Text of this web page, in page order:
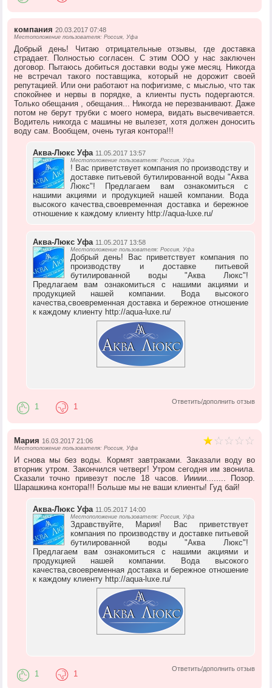
компания 20.03.2017 07:48
Местоположение пользователя: Россия, Уфа
Добрый день! Читаю отрицательные отзывы, где доставка
страдает. Полностью согласен. С этим ООО у нас заключен
договор. Пытаюсь добиться доставки воды уже месяц. Никогда
не встречал такого поставщика, который не дорожит своей
репутацией. Или они работают на пофигизме, с мыслью, что так
спокойнее и нервы в порядке, а клиенты пусть подергаются.
Только обещания , обещания... Никогда не перезванивают. Даже
потом не берут трубки с моего номера, видать высвечивается.
Водитель никогда с машины не вылезет, хотя должен доносить
воду сам. Вообщем, очень тугая контора!!!
Аква-Люкс Уфа 11.05.2017 13:57
Местоположение пользователя: Россия, Уфа
! Вас приветствует компания по производству и
доставке питьевой бутилированной воды "Аква
Люкс"! Предлагаем вам ознакомиться с
нашими акциями и продукцией нашей компании. Вода
высокого качества,своевременная доставка и бережное
отношение к каждому клиенту http://aqua-luxe.ru/
Аква-Люкс Уфа 11.05.2017 13:58
Местоположение пользователя: Россия, Уфа
Добрый день! Вас приветствует компания по
производству и доставке питьевой
бутилированной воды "Аква Люкс"!
Предлагаем вам ознакомиться с нашими акциями и
продукцией нашей компании. Вода высокого
качества,своевременная доставка и бережное отношение
к каждому клиенту http://aqua-luxe.ru/
Ответить/дополнить отзыв
1 1
Мария 16.03.2017 21:06
Местоположение пользователя: Россия, Уфа
И снова мы без воды. Кормят завтраками. Заказали воду во
вторник утром. Закончился четверг! Утром сегодня им звонила.
Сказали точно привезут после 18 часов. Иииии........ Позор.
Шарашкина контора!!! Больше мы не ваши клиенты! Гуд бай!
Аква-Люкс Уфа 11.05.2017 14:00
Местоположение пользователя: Россия, Уфа
Здравствуйте, Мария! Вас приветствует
компания по производству и доставке питьевой
бутилированной воды "Аква Люкс"!
Предлагаем вам ознакомиться с нашими акциями и
продукцией нашей компании. Вода высокого
качества,своевременная доставка и бережное отношение
к каждому клиенту http://aqua-luxe.ru/
Ответить/дополнить отзыв
1 1